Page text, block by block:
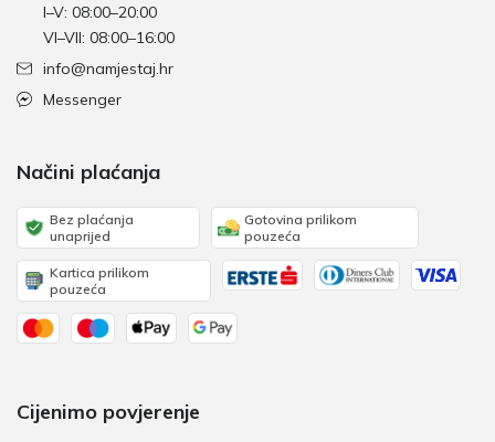
I–V: 08:00–20:00
VI–VII: 08:00–16:00
info@namjestaj.hr
Messenger
Načini plaćanja
Bez plaćanja
unaprijed
Gotovina prilikom
pouzeća
Kartica prilikom
pouzeća
Cijenimo povjerenje